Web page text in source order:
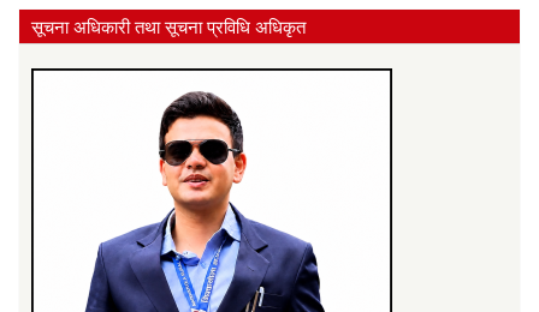
सूचना अधिकारी तथा सूचना प्रविधि अधिकृत